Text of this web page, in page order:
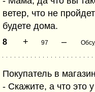
ветер, что не
будете дома.
8 + 97 –
Покупатель в
- Скажите, а что это